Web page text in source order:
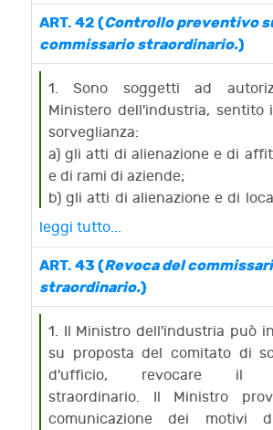
informatici, a cura del Ministero
secondo le modalità
regolamento previsto
4. Con la nomina del
straordinario cessano le
commissario giudiziale, salvo
dall'articolo 34.
compenso del delegato, e'
compenso del commissario.
2. Il commissario puo' essere
comitato di sorveglianza a farsi
tecnici o da altre
compreso il fallito, sotto
responsabilita' e ad attribuire a
ed esperti incarichi di
collaborazione tecnica e
limitatamente ai casi di
previa verifica circa la
adeguate professionalita' tra
dell'impresa.
ART. 42 (Controllo preventivo
commissario straordinario.)
1. Sono soggetti ad
Ministero dell'industria, sentito
sorveglianza:
a) gli atti di alienazione e di
e di rami di aziende;
b) gli atti di alienazione e di
immobili e di costituzione di
medesimi, gli atti di alienazione
in blocco, di costituzione di
transazioni, se di valore
superiore a lire quattrocento
leggi tutto...
ART. 43 (Revoca del
straordinario.)
1. Il Ministro dell'industria può
su proposta del comitato di
d'ufficio, revocare il
straordinario. Il Ministro
comunicazione dei motivi